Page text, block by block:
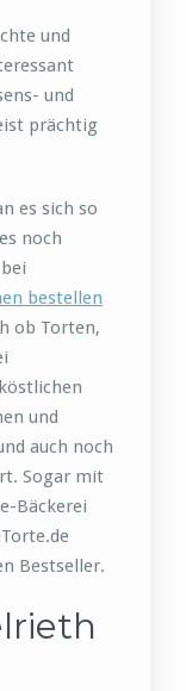
und
und
prächtig
es sich so
noch
bestellen
ob Torten,
und
auch noch
Sogar mit
Bäckerei
Bestseller.